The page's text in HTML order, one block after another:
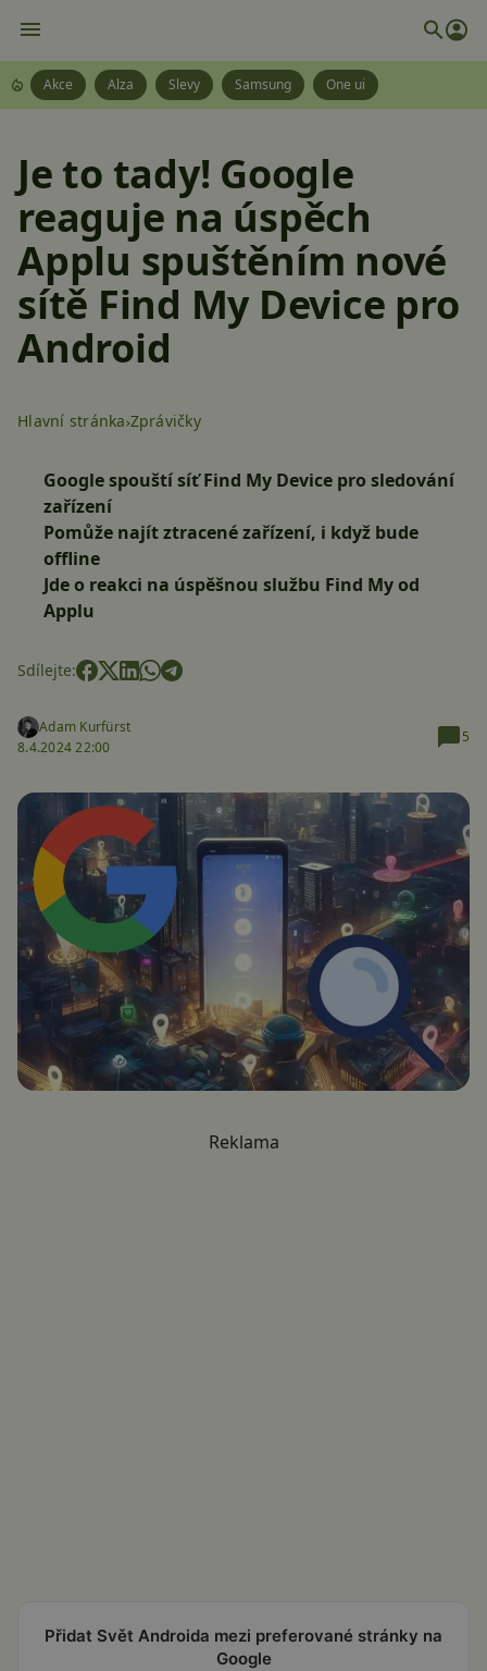
Akce Alza Slevy Samsung One ui
Je to tady! Google
reaguje na úspěch
Applu spuštěním nové
sítě Find My Device pro
Android
Hlavní stránka Zprávičky
Google spouští síť Find My Device pro sledování
zařízení
Pomůže najít ztracené zařízení, i když bude
offline
Jde o reakci na úspěšnou službu Find My od
Applu
Sdílejte:
Adam Kurfürst
8.4.2024 22:00
5
Reklama
Přidat Svět Androida mezi preferované stránky na
Google